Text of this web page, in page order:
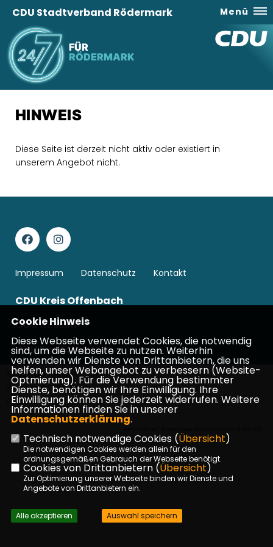
FÜR
RÖDERMARK
CDU Stadtverband Rödermark Menü
HINWEIS
Diese Seite ist derzeit nicht aktiv oder existiert in
unserem Angebot nicht.
Impressum Datenschutz Kontakt
CDU Kreis Offenbach
CDU Hessen
CDU Deutschlands
©2026 CDU Stadtverband
Rödermark | Alle Rechte
vorbehalten.
Cookie Hinweis
Diese Webseite verwendet Cookies, die notwendig
sind, um die Webseite zu nutzen. Weiterhin
verwenden wir Dienste von Drittanbietern, die uns
helfen, unser Webangebot zu verbessern (Website-
Optmierung). Für die Verwendung bestimmter
Dienste, benötigen wir Ihre Einwilligung. Ihre
Einwilligung können Sie jederzeit widerrufen. Weitere
Informationen finden Sie in unserer
Datenschutzerklärung.
Technisch notwendige Cookies (Übersicht)
Die notwendigen Cookies werden allein für den
ordnungsgemäßen Gebrauch der Webseite benötigt.
Cookies von Drittanbietern (Übersicht)
Zur Optimierung unserer Webseite binden wir Dienste und
Angebote von Drittanbietern ein.
Alle akzeptieren Auswahl speichern